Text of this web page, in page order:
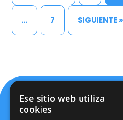
… 7 SIGUIENTE »
Ese sitio web utiliza
cookies